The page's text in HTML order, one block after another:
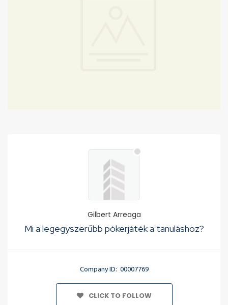
Gilbert Arreaga
Mi a legegyszerűbb pókerjáték a tanuláshoz?
Company ID: 00007769
CLICK TO FOLLOW